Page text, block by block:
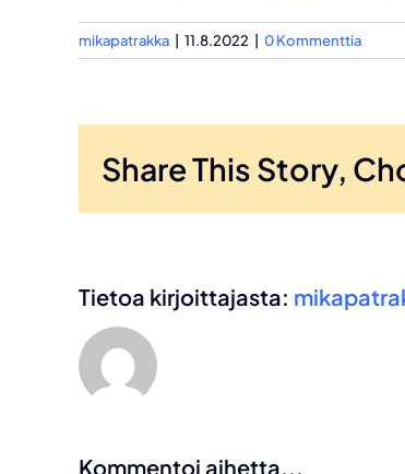
mikapatrakka 11.8.2022 0 Kommenttia
Share This Story,
Tietoa kirjoittajasta:
Kommentoi aihetta...